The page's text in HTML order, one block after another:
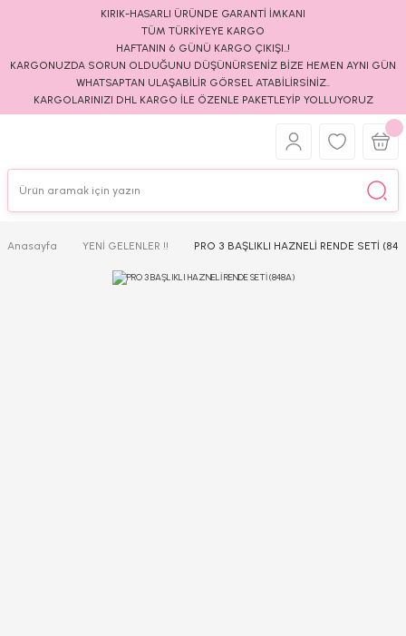
KIRIK-HASARLI ÜRÜNDE GARANTİ İMKANI
TÜM TÜRKİYEYE KARGO
HAFTANIN 6 GÜNÜ KARGO ÇIKIŞI..!
KARGONUZDA SORUN OLDUĞUNU DÜŞÜNÜRSENİZ BİZE HEMEN AYNI GÜN
WHATSAPTAN ULAŞABİLİR GÖRSEL ATABİLİRSİNİZ..
KARGOLARINIZI DHL KARGO İLE ÖZENLE PAKETLEYİP YOLLUYORUZ
Anasayfa YENİ GELENLER !! PRO 3 BAŞLIKLI HAZNELİ RENDE SETİ